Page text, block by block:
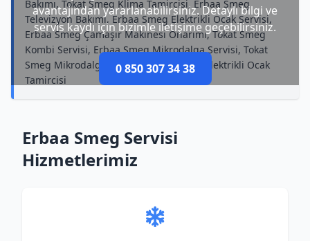
avantajından yararlanabilirsiniz. Detaylı bilgi ve
servis kaydı için bizimle iletişime geçebilirsiniz.
0 850 307 34 38
Bakımı, Tokat Smeg Klima Tamircisi, Erbaa Smeg
Televizyon Bakımı, Erbaa Smeg Elektrikli Ocak Servisi,
Erbaa Smeg Çamaşır Makinesi Onarımı, Tokat Smeg
Kombi Servisi, Erbaa Smeg Mikrodalga Servisi, Tokat
Smeg Mikrodalga Bakımı, Erbaa Smeg Elektrikli Ocak
Tamircisi
Erbaa Smeg Servisi
Hizmetlerimiz